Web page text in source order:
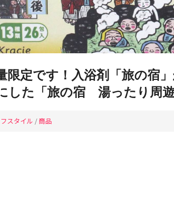
限定です！入浴剤「旅の宿
した「旅の宿 湯ったり周
スタイル / 商品